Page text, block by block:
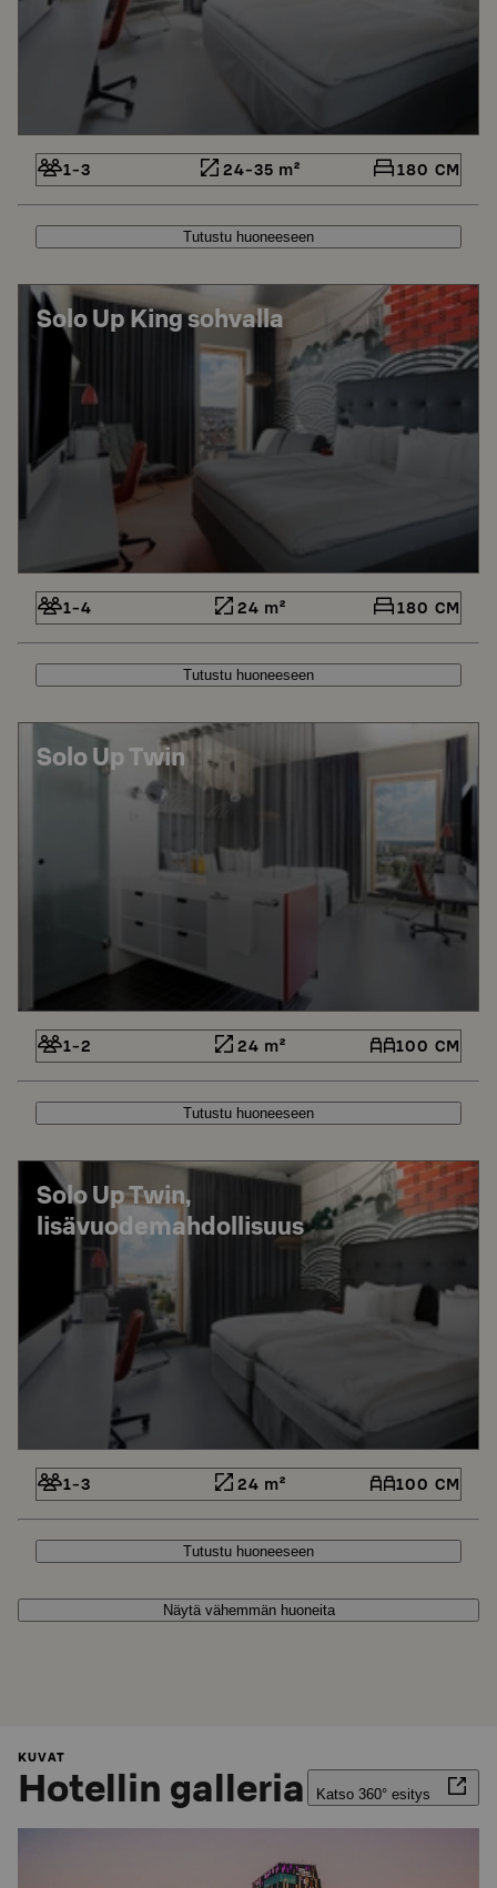
1-3 24-35 m² 180 CM
Tutustu huoneeseen
Solo Up King sohvalla
1-4 24 m² 180 CM
Tutustu huoneeseen
Solo Up Twin
1-2 24 m² 100 CM
Tutustu huoneeseen
Solo Up Twin,
lisävuodemahdollisuus
1-3 24 m² 100 CM
Tutustu huoneeseen
Näytä vähemmän huoneita
KUVAT
Hotellin galleria Katso 360° esitys